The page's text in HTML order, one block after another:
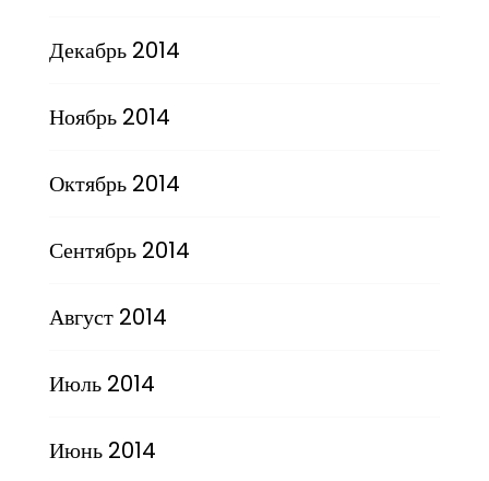
Декабрь 2014
Ноябрь 2014
Октябрь 2014
Сентябрь 2014
Август 2014
Июль 2014
Июнь 2014